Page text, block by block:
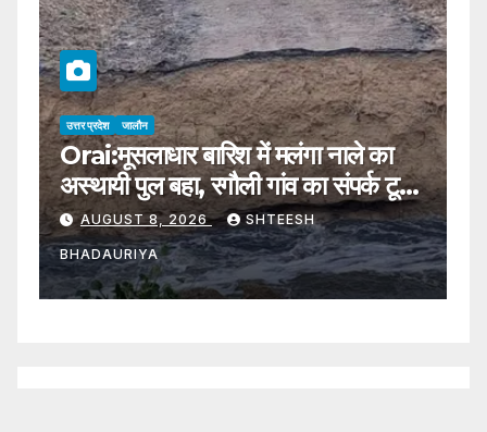
उत्तर प्रदेश जालौन
Orai:मूसलाधार बारिश में मलंगा नाले का
अस्थायी पुल बहा, रगौली गांव का संपर्क टूटा;
पांच हजार आबादी प्रभावित – Jalaun-
ragauli-malanga-nala-
temporary-bridge-washed-
away
AUGUST 8, 2026 SHTEESH
BHADAURIYA